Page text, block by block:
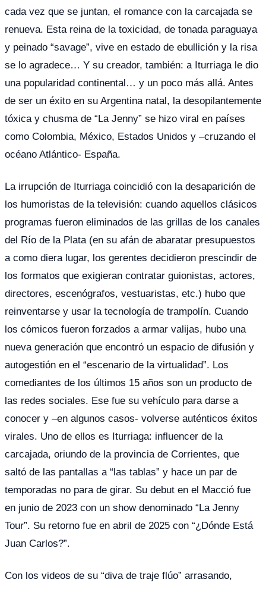
cada vez que se juntan, el romance con la carcajada se
renueva. Esta reina de la toxicidad, de tonada paraguaya
y peinado “savage”, vive en estado de ebullición y la risa
se lo agradece… Y su creador, también: a Iturriaga le dio
una popularidad continental… y un poco más allá. Antes
de ser un éxito en su Argentina natal, la desopilantemente
tóxica y chusma de “La Jenny” se hizo viral en países
como Colombia, México, Estados Unidos y –cruzando el
océano Atlántico- España.
La irrupción de Iturriaga coincidió con la desaparición de
los humoristas de la televisión: cuando aquellos clásicos
programas fueron eliminados de las grillas de los canales
del Río de la Plata (en su afán de abaratar presupuestos
a como diera lugar, los gerentes decidieron prescindir de
los formatos que exigieran contratar guionistas, actores,
directores, escenógrafos, vestuaristas, etc.) hubo que
reinventarse y usar la tecnología de trampolín. Cuando
los cómicos fueron forzados a armar valijas, hubo una
nueva generación que encontró un espacio de difusión y
autogestión en el “escenario de la virtualidad”. Los
comediantes de los últimos 15 años son un producto de
las redes sociales. Ese fue su vehículo para darse a
conocer y –en algunos casos- volverse auténticos éxitos
virales. Uno de ellos es Iturriaga: influencer de la
carcajada, oriundo de la provincia de Corrientes, que
saltó de las pantallas a “las tablas” y hace un par de
temporadas no para de girar. Su debut en el Macció fue
en junio de 2023 con un show denominado “La Jenny
Tour”. Su retorno fue en abril de 2025 con “¿Dónde Está
Juan Carlos?”.
Con los videos de su “diva de traje flúo” arrasando,